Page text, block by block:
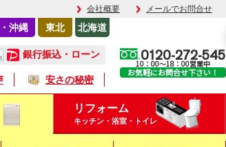
会社概要 メールでお問合せ
銀行振込・ローン
安さの秘密
沖縄 東北 北海道
0120-272-545
10：00～18：00営業中
お気軽にお問合せ下さい！
リフォーム
キッチン・浴室・トイレ